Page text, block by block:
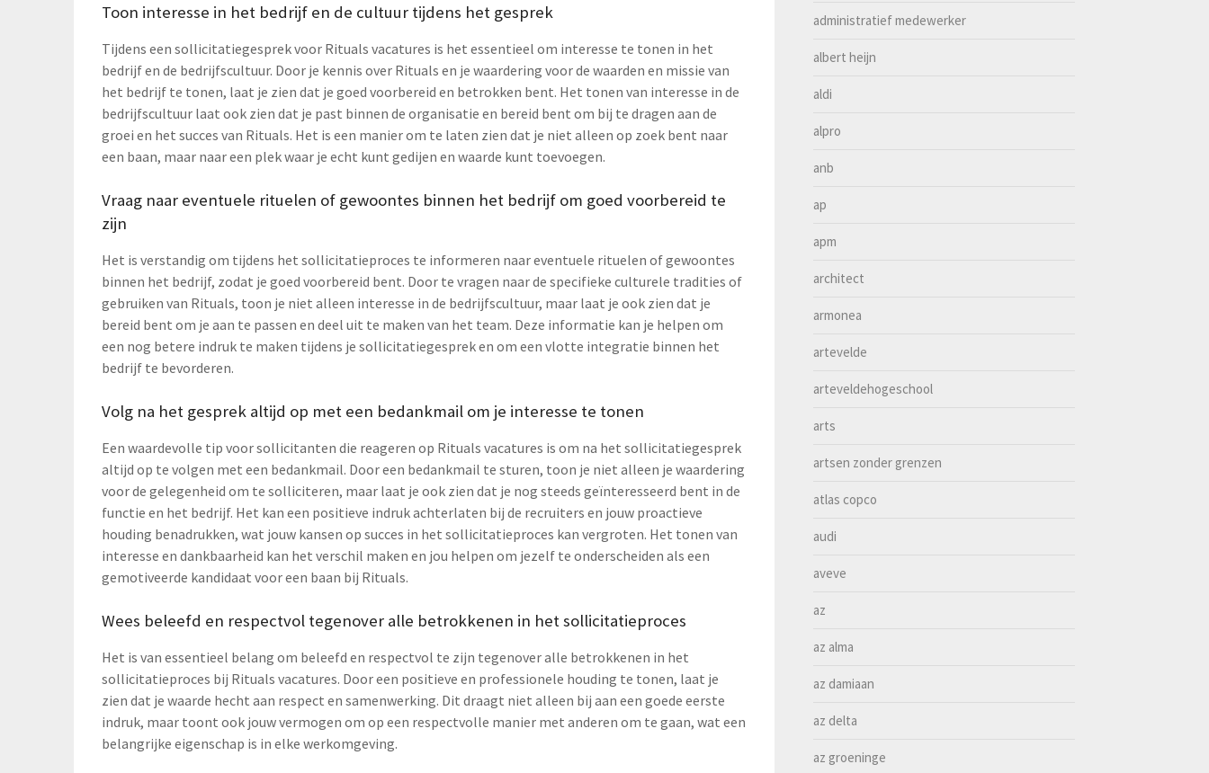
Toon interesse in het bedrijf en de cultuur tijdens het gesprek
Tijdens een sollicitatiegesprek voor Rituals vacatures is het essentieel om interesse te tonen in het
bedrijf en de bedrijfscultuur. Door je kennis over Rituals en je waardering voor de waarden en missie van
het bedrijf te tonen, laat je zien dat je goed voorbereid en betrokken bent. Het tonen van interesse in de
bedrijfscultuur laat ook zien dat je past binnen de organisatie en bereid bent om bij te dragen aan de
groei en het succes van Rituals. Het is een manier om te laten zien dat je niet alleen op zoek bent naar
een baan, maar naar een plek waar je echt kunt gedijen en waarde kunt toevoegen.
Vraag naar eventuele rituelen of gewoontes binnen het bedrijf om goed voorbereid te
zijn
Het is verstandig om tijdens het sollicitatieproces te informeren naar eventuele rituelen of gewoontes
binnen het bedrijf, zodat je goed voorbereid bent. Door te vragen naar de specifieke culturele tradities of
gebruiken van Rituals, toon je niet alleen interesse in de bedrijfscultuur, maar laat je ook zien dat je
bereid bent om je aan te passen en deel uit te maken van het team. Deze informatie kan je helpen om
een nog betere indruk te maken tijdens je sollicitatiegesprek en om een vlotte integratie binnen het
bedrijf te bevorderen.
Volg na het gesprek altijd op met een bedankmail om je interesse te tonen
Een waardevolle tip voor sollicitanten die reageren op Rituals vacatures is om na het sollicitatiegesprek
altijd op te volgen met een bedankmail. Door een bedankmail te sturen, toon je niet alleen je waardering
voor de gelegenheid om te solliciteren, maar laat je ook zien dat je nog steeds geïnteresseerd bent in de
functie en het bedrijf. Het kan een positieve indruk achterlaten bij de recruiters en jouw proactieve
houding benadrukken, wat jouw kansen op succes in het sollicitatieproces kan vergroten. Het tonen van
interesse en dankbaarheid kan het verschil maken en jou helpen om jezelf te onderscheiden als een
gemotiveerde kandidaat voor een baan bij Rituals.
Wees beleefd en respectvol tegenover alle betrokkenen in het sollicitatieproces
Het is van essentieel belang om beleefd en respectvol te zijn tegenover alle betrokkenen in het
sollicitatieproces bij Rituals vacatures. Door een positieve en professionele houding te tonen, laat je
zien dat je waarde hecht aan respect en samenwerking. Dit draagt niet alleen bij aan een goede eerste
indruk, maar toont ook jouw vermogen om op een respectvolle manier met anderen om te gaan, wat een
belangrijke eigenschap is in elke werkomgeving.
administratief medewerker
albert heijn
aldi
alpro
anb
ap
apm
architect
armonea
artevelde
arteveldehogeschool
arts
artsen zonder grenzen
atlas copco
audi
aveve
az
az alma
az damiaan
az delta
az groeninge